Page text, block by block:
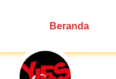
Beranda